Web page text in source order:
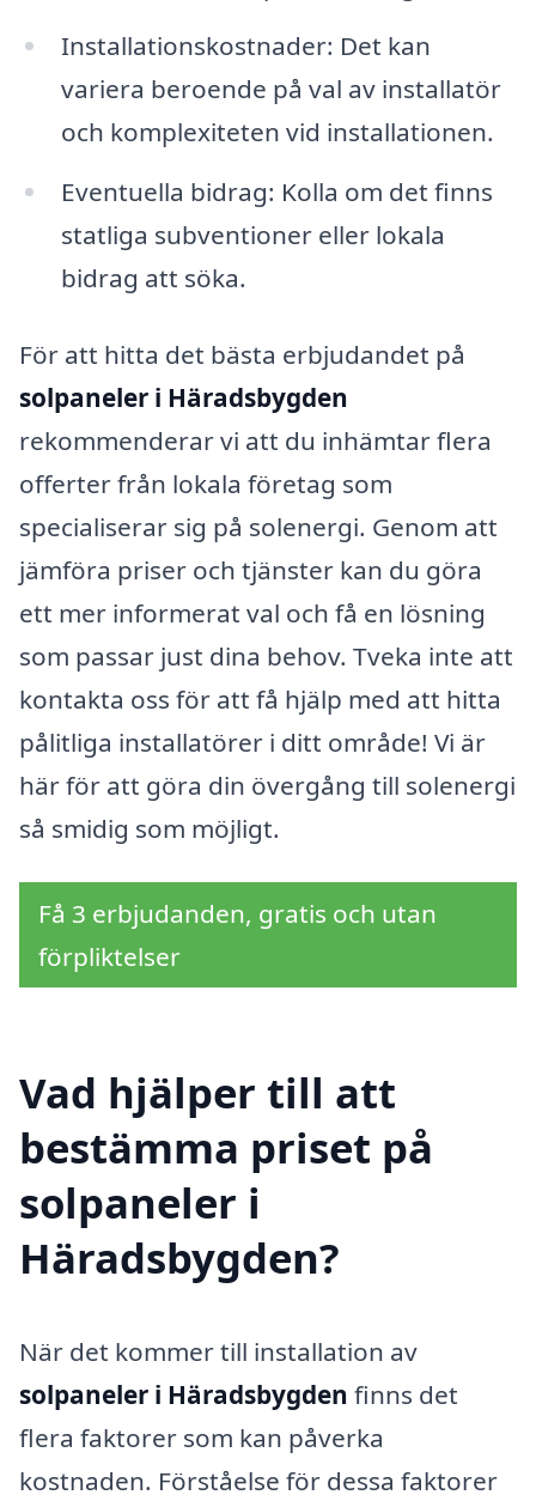
Installationskostnader: Det kan
variera beroende på val av installatör
och komplexiteten vid installationen.
Eventuella bidrag: Kolla om det finns
statliga subventioner eller lokala
bidrag att söka.
För att hitta det bästa erbjudandet på
solpaneler i Häradsbygden
rekommenderar vi att du inhämtar flera
offerter från lokala företag som
specialiserar sig på solenergi. Genom att
jämföra priser och tjänster kan du göra
ett mer informerat val och få en lösning
som passar just dina behov. Tveka inte att
kontakta oss för att få hjälp med att hitta
pålitliga installatörer i ditt område! Vi är
här för att göra din övergång till solenergi
så smidig som möjligt.
Få 3 erbjudanden, gratis och utan
förpliktelser
Vad hjälper till att
bestämma priset på
solpaneler i
Häradsbygden?
När det kommer till installation av
solpaneler i Häradsbygden finns det
flera faktorer som kan påverka
kostnaden. Förståelse för dessa faktorer